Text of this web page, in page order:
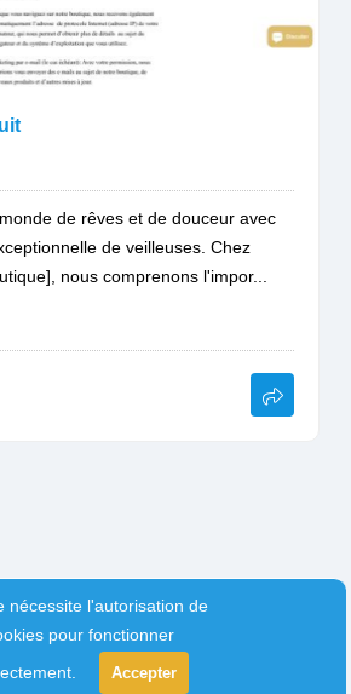
de rêves et de douceur avec
de veilleuses. Chez
nous comprenons l'impor...
nécessite l'autorisation de
pour fonctionner
Accepter